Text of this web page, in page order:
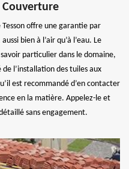
Couverture
offre une garantie par
bien à l’air qu’à l’eau. Le
particulier dans le domaine,
l’installation des tuiles aux
est recommandé d’en contacter
en la matière. Appelez-le et
sans engagement.